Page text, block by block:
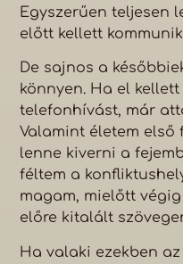
Egyszerűen teljesen
előtt kellett
De sajnos a
könnyen. Ha el
telefonhívást, már
Valamint életem első
lenne kiverni a
féltem a
magam, mielőtt
előre kitalált
Ha valaki ezekben